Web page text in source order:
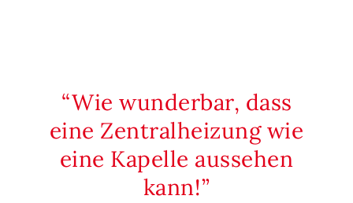
Wie wunderbar, dass
eine Zentralheizung wie
eine Kapelle aussehen
kann!